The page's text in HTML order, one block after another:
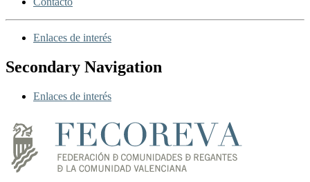
Enlaces de interés
Secondary Navigation
Enlaces de interés